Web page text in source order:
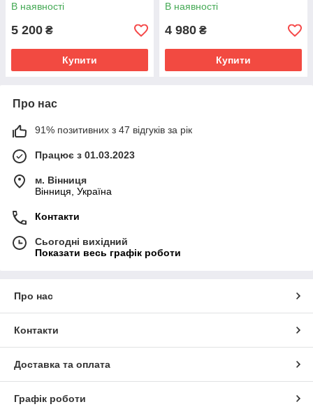
В наявності
5 200 ₴
Купити
В наявності
4 980 ₴
Купити
Про нас
91% позитивних з 47 відгуків за рік
Працює з 01.03.2023
м. Вінниця
Вінниця, Україна
Контакти
Сьогодні вихідний
Показати весь графік роботи
Про нас
Контакти
Доставка та оплата
Графік роботи